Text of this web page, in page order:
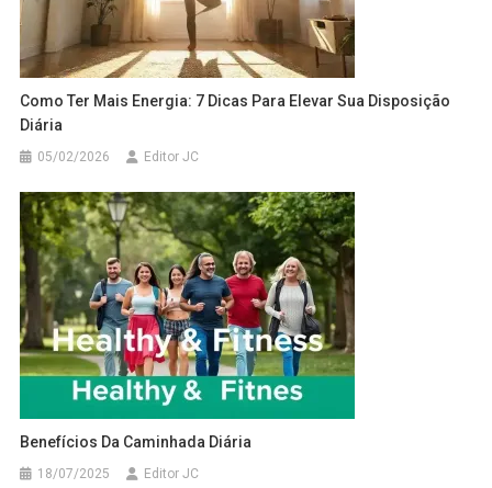
Como Ter Mais Energia: 7 Dicas Para Elevar Sua Disposição
Diária
05/02/2026 Editor JC
Benefícios Da Caminhada Diária
18/07/2025 Editor JC